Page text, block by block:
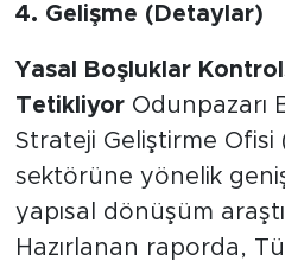
4. Gelişme (Detaylar)
Yasal Boşluklar
TetikliyorOdunpazarı
Strateji Geliştirme Ofisi
sektörüne yönelik
yapısal dönüşüm
Hazırlanan raporda,